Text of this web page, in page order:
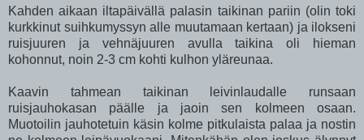
Kahden aikaan iltapäivällä palasin taikinan pariin (olin toki
kurkkinut suihkumyssyn alle muutamaan kertaan) ja ilokseni
ruisjuuren ja vehnäjuuren avulla taikina oli hieman
kohonnut, noin 2-3 cm kohti kulhon yläreunaa.
Kaavin tahmean taikinan leivinlaudalle runsaan
ruisjauhokasan päälle ja jaoin sen kolmeen osaan.
Muotoilin jauhotetuin käsin kolme pitkulaista palaa ja nostin